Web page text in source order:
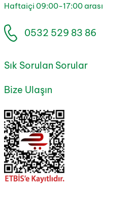
Haftaiçi 09:00-17:00 arası
0532 529 83 86
Sık Sorulan Sorular
Bize Ulaşın